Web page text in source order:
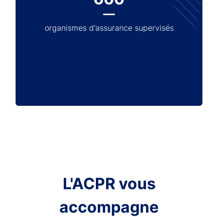
organismes d'assurance supervisés
L'ACPR vous
accompagne